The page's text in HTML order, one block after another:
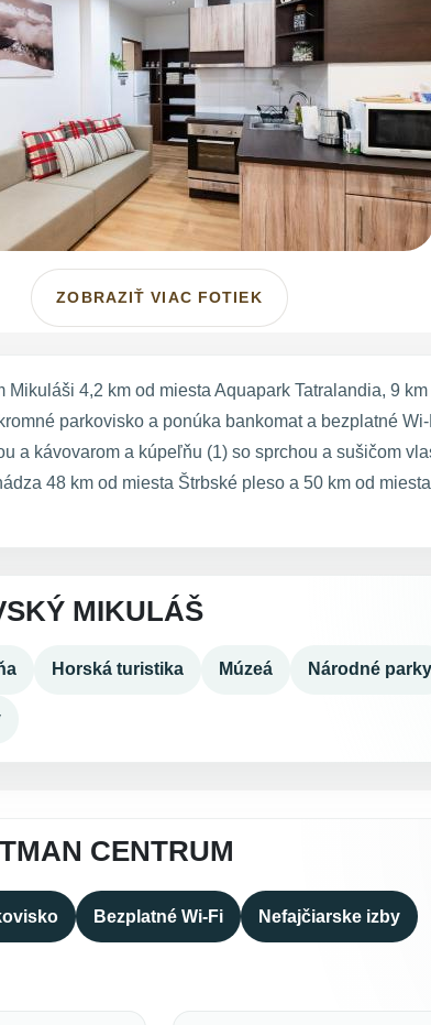
ZOBRAZIŤ VIAC FOTIEK
4,2 km od miesta Aquapark Tatralandia, 9
parkovisko a ponúka bankomat a bezplatné
a kávovarom a kúpeľňu (1) so sprchou a sušičom
48 km od miesta Štrbské pleso a 50 km od
MIKULÁŠ
Horská turistika Múzeá Národné parky
CENTRUM
Bezplatné Wi-Fi Nefajčiarske izby